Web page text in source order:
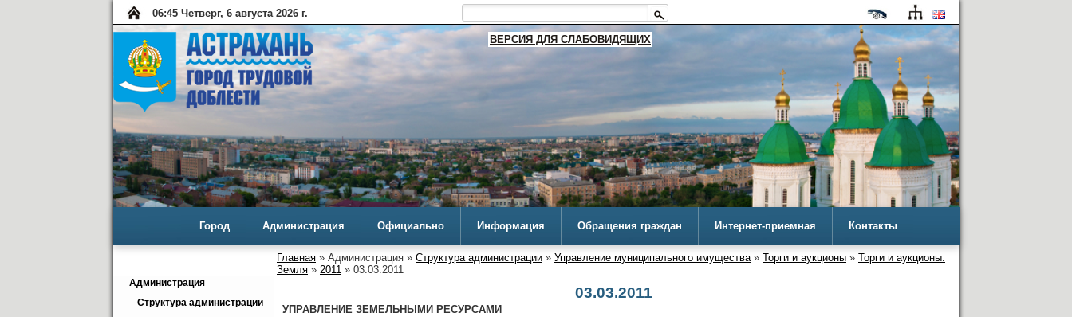
06:45 Четверг, 6 августа 2026 г.
ВЕРСИЯ ДЛЯ СЛАБОВИДЯЩИХ
Город Администрация Официально Информация Обращения граждан Интернет-приемная Контакты
Главная » Администрация » Структура администрации » Управление муниципального имущества» Торги и аукционы » Торги и аукционы.
Земля » 2011 » 03.03.2011
Администрация
Структура администрации
03.03.2011
УПРАВЛЕНИЕ ЗЕМЕЛЬНЫМИ РЕСУРСАМИ